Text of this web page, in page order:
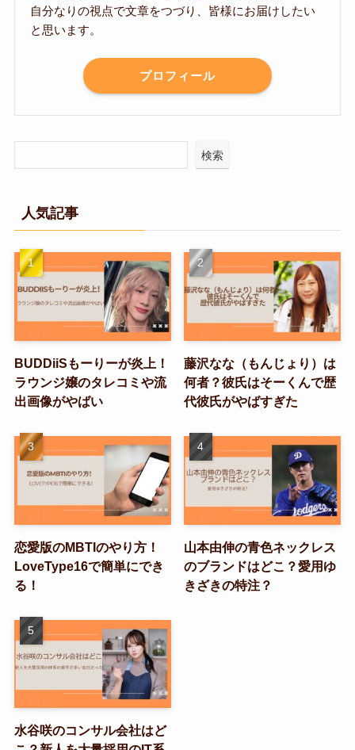
自分なりの視点で文章をつづり、皆様にお届けしたい
と思います。
プロフィール
検索
人気記事
BUDDiiSもーりーが炎上！
ラウンジ嬢のタレコミや流
出画像がやばい
藤沢なな（もんじょり）は
何者？彼氏はそーくんで歴
代彼氏がやばすぎた
恋愛版のMBTIのやり方！
LoveType16で簡単にでき
る！
山本由伸の青色ネックレス
のブランドはどこ？愛用ゆ
きざきの特注？
水谷咲のコンサル会社はど